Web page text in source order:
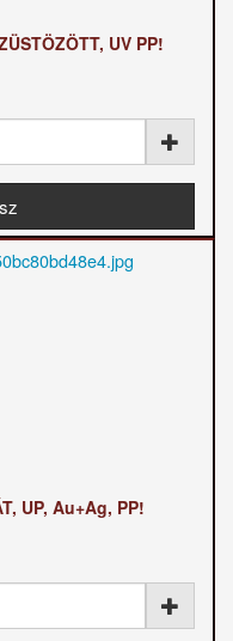
UV PP!
UP, Au+Ag, PP!